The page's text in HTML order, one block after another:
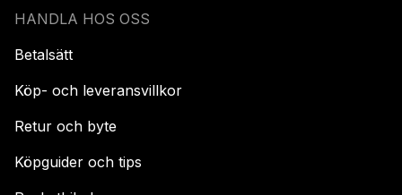
HANDLA HOS OSS
Betalsätt
Köp- och leveransvillkor
Retur och byte
Köpguider och tips